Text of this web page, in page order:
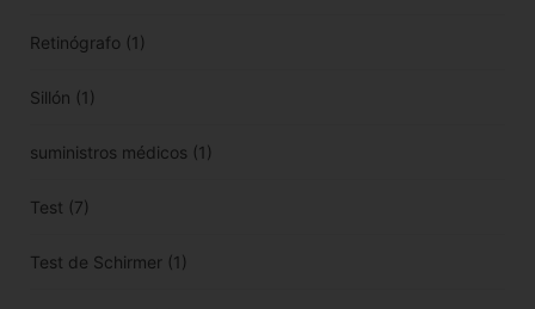
Retinógrafo (1)
Sillón (1)
suministros médicos (1)
Test (7)
Test de Schirmer (1)